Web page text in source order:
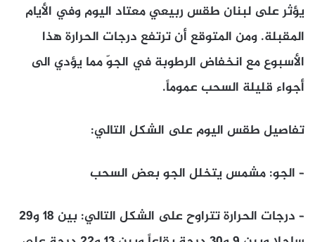
يؤثر على لبنان طقس ربيعي معتاد اليوم وفي الأيام
المقبلة. ومن المتوقع أن ترتفع درجات الحرارة هذا
الأسبوع مع انخفاض الرطوبة في الجوّ مما يؤدي الى
أجواء قليلة السحب عموماً.
تفاصيل طقس اليوم على الشكل التالي:
– الجو: مشمس يتخلل الجو بعض السحب
– درجات الحرارة تتراوح على الشكل التالي: بين ١٨ و٢٩